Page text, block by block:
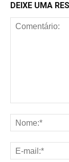
DEIXE UMA